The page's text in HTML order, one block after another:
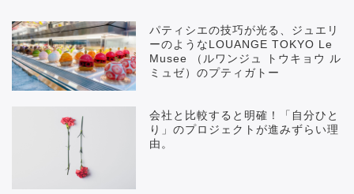
パティシエの技巧が光る、ジュエリ
ーのようなLOUANGE TOKYO Le
Musee （ルワンジュ トウキョウ ル
ミュゼ）のプティガトー
会社と比較すると明確！「自分ひと
り」のプロジェクトが進みずらい理
由。